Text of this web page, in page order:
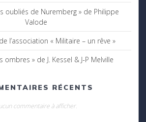
oubliés de Nuremberg » de Philippe
Valode
l’association « Militaire – un rêve »
ombres » de J. Kessel & J-P Melville
RÉCENTS
commentaire à afficher.